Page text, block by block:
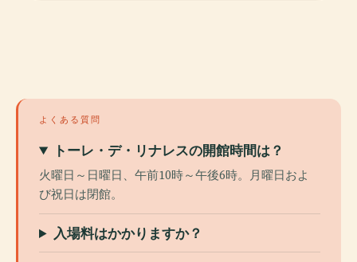
よくある質問
トーレ・デ・リナレスの開館時間は？
火曜日～日曜日、午前10時～午後6時。月曜日およ
び祝日は閉館。
入場料はかかりますか？